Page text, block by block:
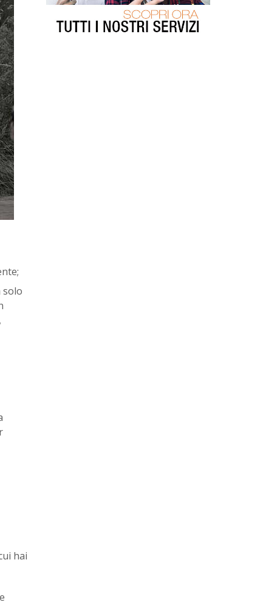
solo
hai